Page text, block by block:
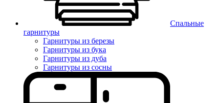
Спальные
гарнитуры
Гарнитуры из березы
Гарнитуры из бука
Гарнитуры из дуба
Гарнитуры из сосны